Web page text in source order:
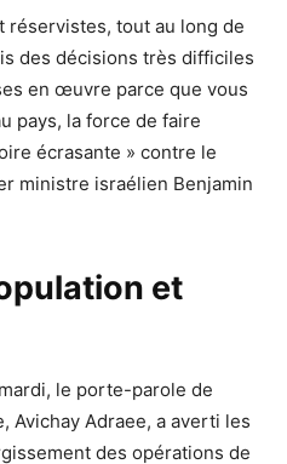
réservistes, tout au long de
des décisions très difficiles
en œuvre parce que vous
pays, la force de faire
écrasante » contre le
ministre israélien Benjamin
et
le porte-parole de
Avichay Adraee, a averti les
des opérations de